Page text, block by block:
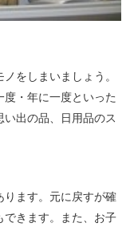
をしまいましょう。
・年に一度といった
出の品、日用品のス
ます。元に戻すが確
きます。また、お子